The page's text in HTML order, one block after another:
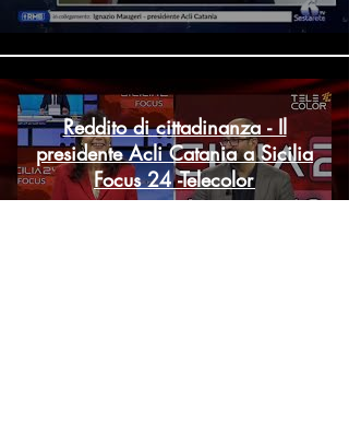
Reddito di cittadinanza - Il
presidente Acli Catania a Sicilia
Focus 24 -Telecolor